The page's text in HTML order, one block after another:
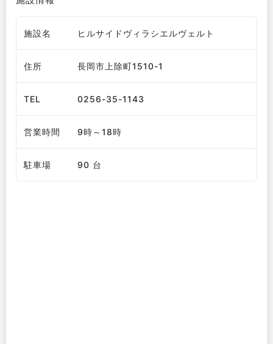
施設名 ヒルサイドヴィラシエルヴェルト
住所 長岡市上除町1510-1
TEL 0256-35-1143
営業時間 9時～18時
駐車場 90 台